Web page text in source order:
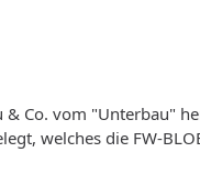
& Co. vom "Unterbau"
welches die FW-